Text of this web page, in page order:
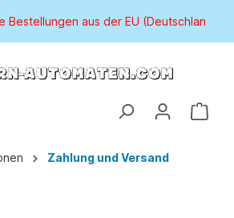
aus der EU (Deutschland
Zahlung und Versand